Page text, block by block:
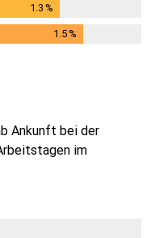
1.3 %
1.5%
Ankunft bei der
im